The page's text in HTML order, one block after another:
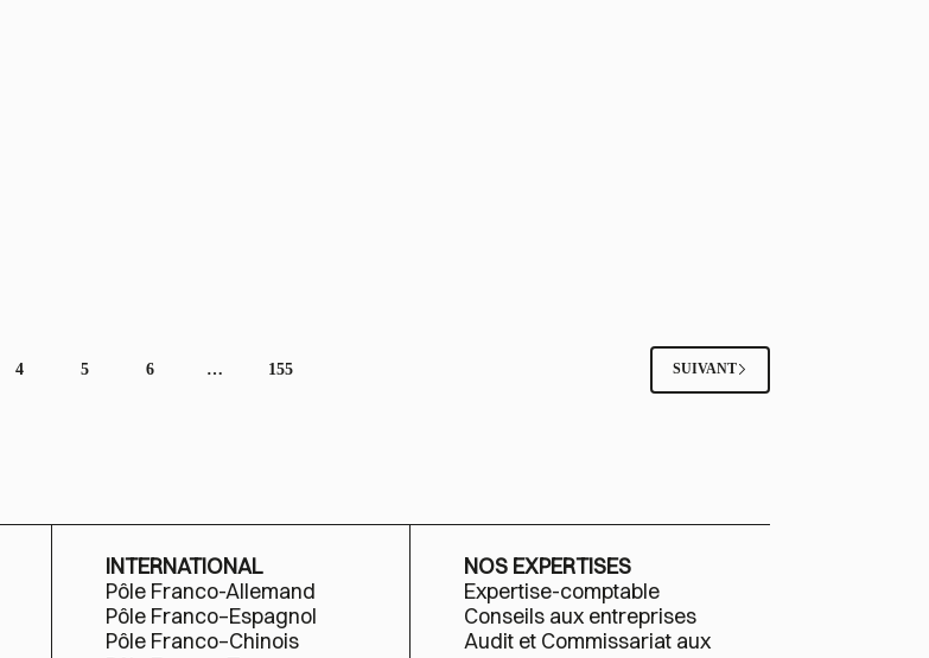
4 5 6 … 155 SUIVANT
INTERNATIONAL
Pôle Franco-Allemand
Pôle Franco–Espagnol
Pôle Franco–Chinois
NOS EXPERTISES
Expertise-comptable
Conseils aux entreprises
Audit et Commissariat aux